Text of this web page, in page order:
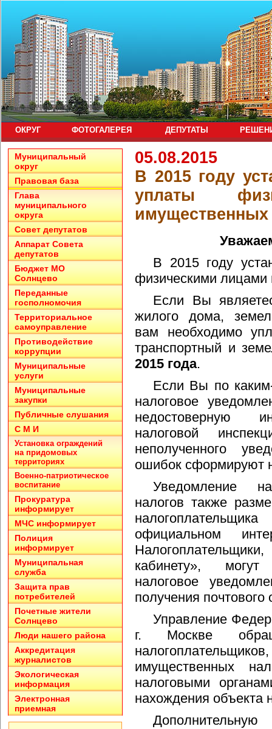
ОКРУГ ФОТОГАЛЕРЕЯ ДЕПУТАТЫ
05.08.2015
В 2015 году
уплаты
имущественных
В 2015 году
физическими лицами
Если Вы
жилого дома,
вам необходимо
транспортный и
2015 года.
Если Вы по
налоговое
недостоверную
налоговой
неполученного
ошибок сформируют
Уведомление
налогов также
официальном
кабинету», могут
налоговое
получения почтового
Управление
г. Москве
имущественных
налоговыми
нахождения объекта
Муниципальный
округ
Правовая база
Глава
муниципального
округа
Совет депутатов
Аппарат Совета
депутатов
Бюджет МО
Солнцево
Переданные
госполномочия
Территориальное
самоуправление
Противодействие
коррупции
Муниципальные
услуги
Муниципальные
закупки
Публичные слушания
С М И
Установка ограждений
на придомовых
территориях
Военно-патриотическое
воспитание
Прокуратура
информирует
МЧС информирует
Полиция
информирует
Муниципальная
служба
Защита прав
потребителей
Почетные жители
Солнцево
Люди нашего района
Аккредитация
журналистов
Экологическая
информация
Электронная
приемная